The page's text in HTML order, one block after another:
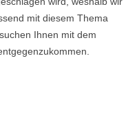
mit diesem Thema
Ihnen mit dem